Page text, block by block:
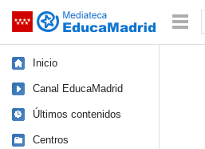
Saltar navegación
Inicio
Canal EducaMadrid
Últimos contenidos
Centros